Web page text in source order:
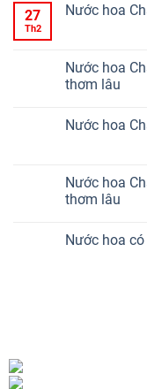
27
Th2
Nước hoa
Nước hoa
thơm lâu
Nước hoa
Nước hoa
thơm lâu
Nước hoa